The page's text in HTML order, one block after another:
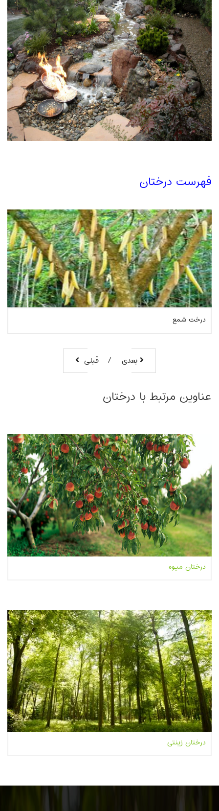
فهرست درختان
بیشتر بخوانیم
بکرایی
قبلی بعدی
عناوین مرتبط با درختان
درختان میوه
درختان زینتی